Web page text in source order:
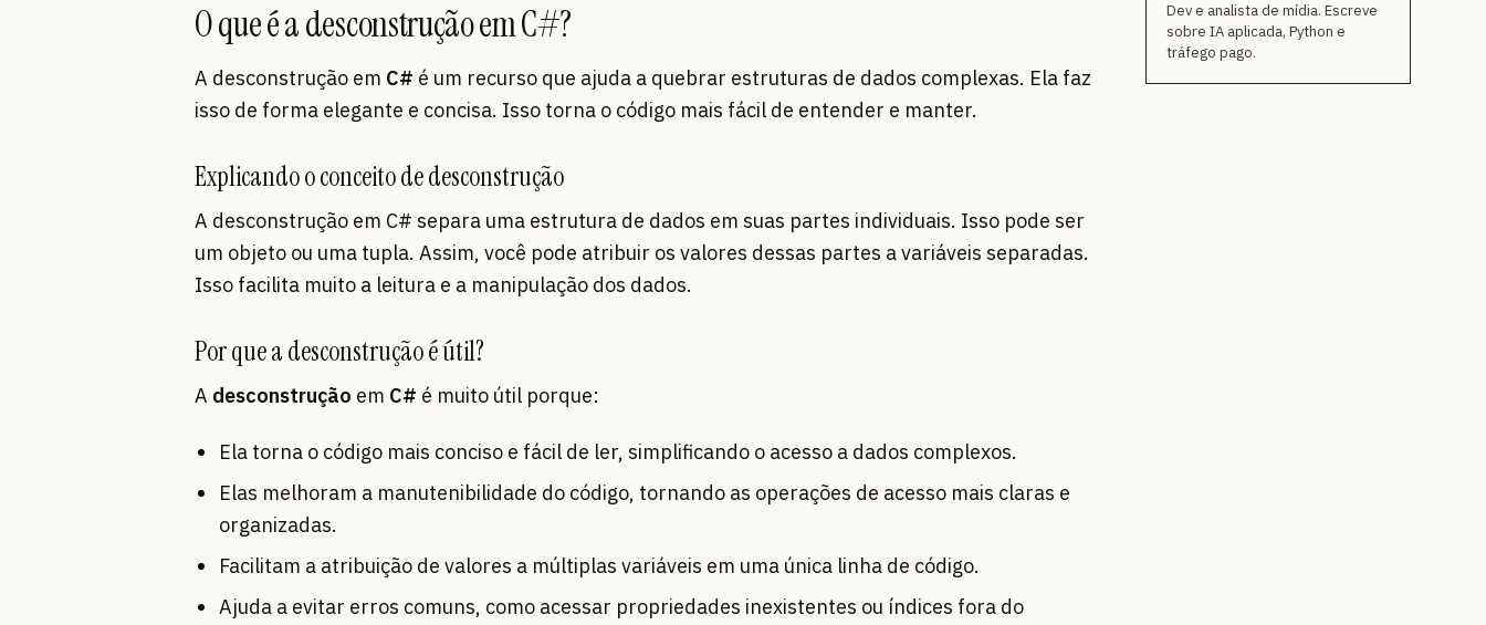
O que é a desconstrução em C#?
A desconstrução em C# é um recurso que ajuda a quebrar estruturas de dados complexas. Ela faz
isso de forma elegante e concisa. Isso torna o código mais fácil de entender e manter.
Explicando o conceito de desconstrução
A desconstrução em C# separa uma estrutura de dados em suas partes individuais. Isso pode ser
um objeto ou uma tupla. Assim, você pode atribuir os valores dessas partes a variáveis separadas.
Isso facilita muito a leitura e a manipulação dos dados.
Por que a desconstrução é útil?
A desconstrução em C# é muito útil porque:
Ela torna o código mais conciso e fácil de ler, simplificando o acesso a dados complexos.
Elas melhoram a manutenibilidade do código, tornando as operações de acesso mais claras e
organizadas.
Facilitam a atribuição de valores a múltiplas variáveis em uma única linha de código.
Ajuda a evitar erros comuns, como acessar propriedades inexistentes ou índices fora do
Dev e analista de mídia. Escreve
sobre IA aplicada, Python e
tráfego pago.